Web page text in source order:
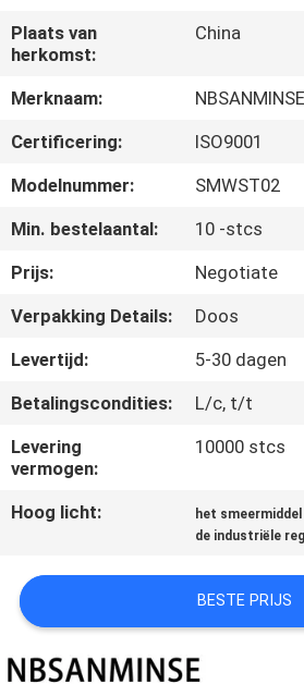
FABRIEKSREIS
CONTACTEER
ONS
NIEUWS
VERZOEK
OM EEN
CITAAT
SITEMAP
PRIVACYBELEID
Plaats van
herkomst:
China
Merknaam:
NBSANMINSE
Certificering:
ISO9001
Modelnummer:
SMWST02
Min. bestelaantal:
10 -stcs
Prijs:
Negotiate
Verpakking Details:
Doos
Levertijd:
5-30 dagen
Betalingscondities:
L/c, t/t
Levering
vermogen:
10000 stcs
Hoog licht: het
de industriële
BESTE PRIJS